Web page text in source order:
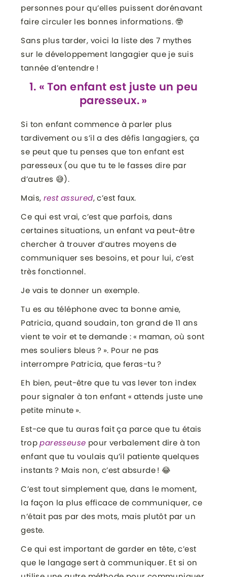
personnes pour qu’elles puissent dorénavant
faire circuler les bonnes informations. 🤓
Sans plus tarder, voici la liste des 7 mythes
sur le développement langagier que je suis
tannée d’entendre !
1. « Ton enfant est juste un peu
paresseux. »
Si ton enfant commence à parler plus
tardivement ou s’il a des défis langagiers, ça
se peut que tu penses que ton enfant est
paresseux (ou que tu te le fasses dire par
d’autres 😅).
Mais, rest assured, c’est faux.
Ce qui est vrai, c’est que parfois, dans
certaines situations, un enfant va peut-être
chercher à trouver d’autres moyens de
communiquer ses besoins, et pour lui, c’est
très fonctionnel.
Je vais te donner un exemple.
Tu es au téléphone avec ta bonne amie,
Patricia, quand soudain, ton grand de 11 ans
vient te voir et te demande : « maman, où sont
mes souliers bleus ? ». Pour ne pas
interrompre Patricia, que feras-tu ?
Eh bien, peut-être que tu vas lever ton index
pour signaler à ton enfant « attends juste une
petite minute ».
Est-ce que tu auras fait ça parce que tu étais
tropparesseuse pour verbalement dire à ton
enfant que tu voulais qu’il patiente quelques
instants ? Mais non, c’est absurde ! 😂
C’est tout simplement que, dans le moment,
la façon la plus efficace de communiquer, ce
n’était pas par des mots, mais plutôt par un
geste.
Ce qui est important de garder en tête, c’est
que le langage sert à communiquer. Et si on